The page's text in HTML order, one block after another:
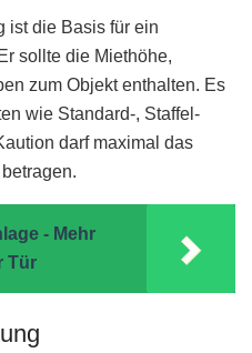
ist die Basis für ein
sollte die Miethöhe,
zum Objekt enthalten. Es
wie Standard-, Staffel-
darf maximal das
- Mehr
Tür